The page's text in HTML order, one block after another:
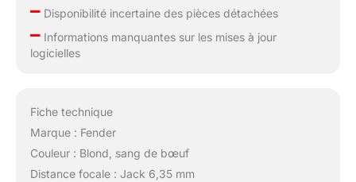
–Disponibilité incertaine des pièces détachées
–Informations manquantes sur les mises à jour
logicielles
Fiche technique
Marque : Fender
Couleur : Blond, sang de bœuf
Distance focale : Jack 6,35 mm